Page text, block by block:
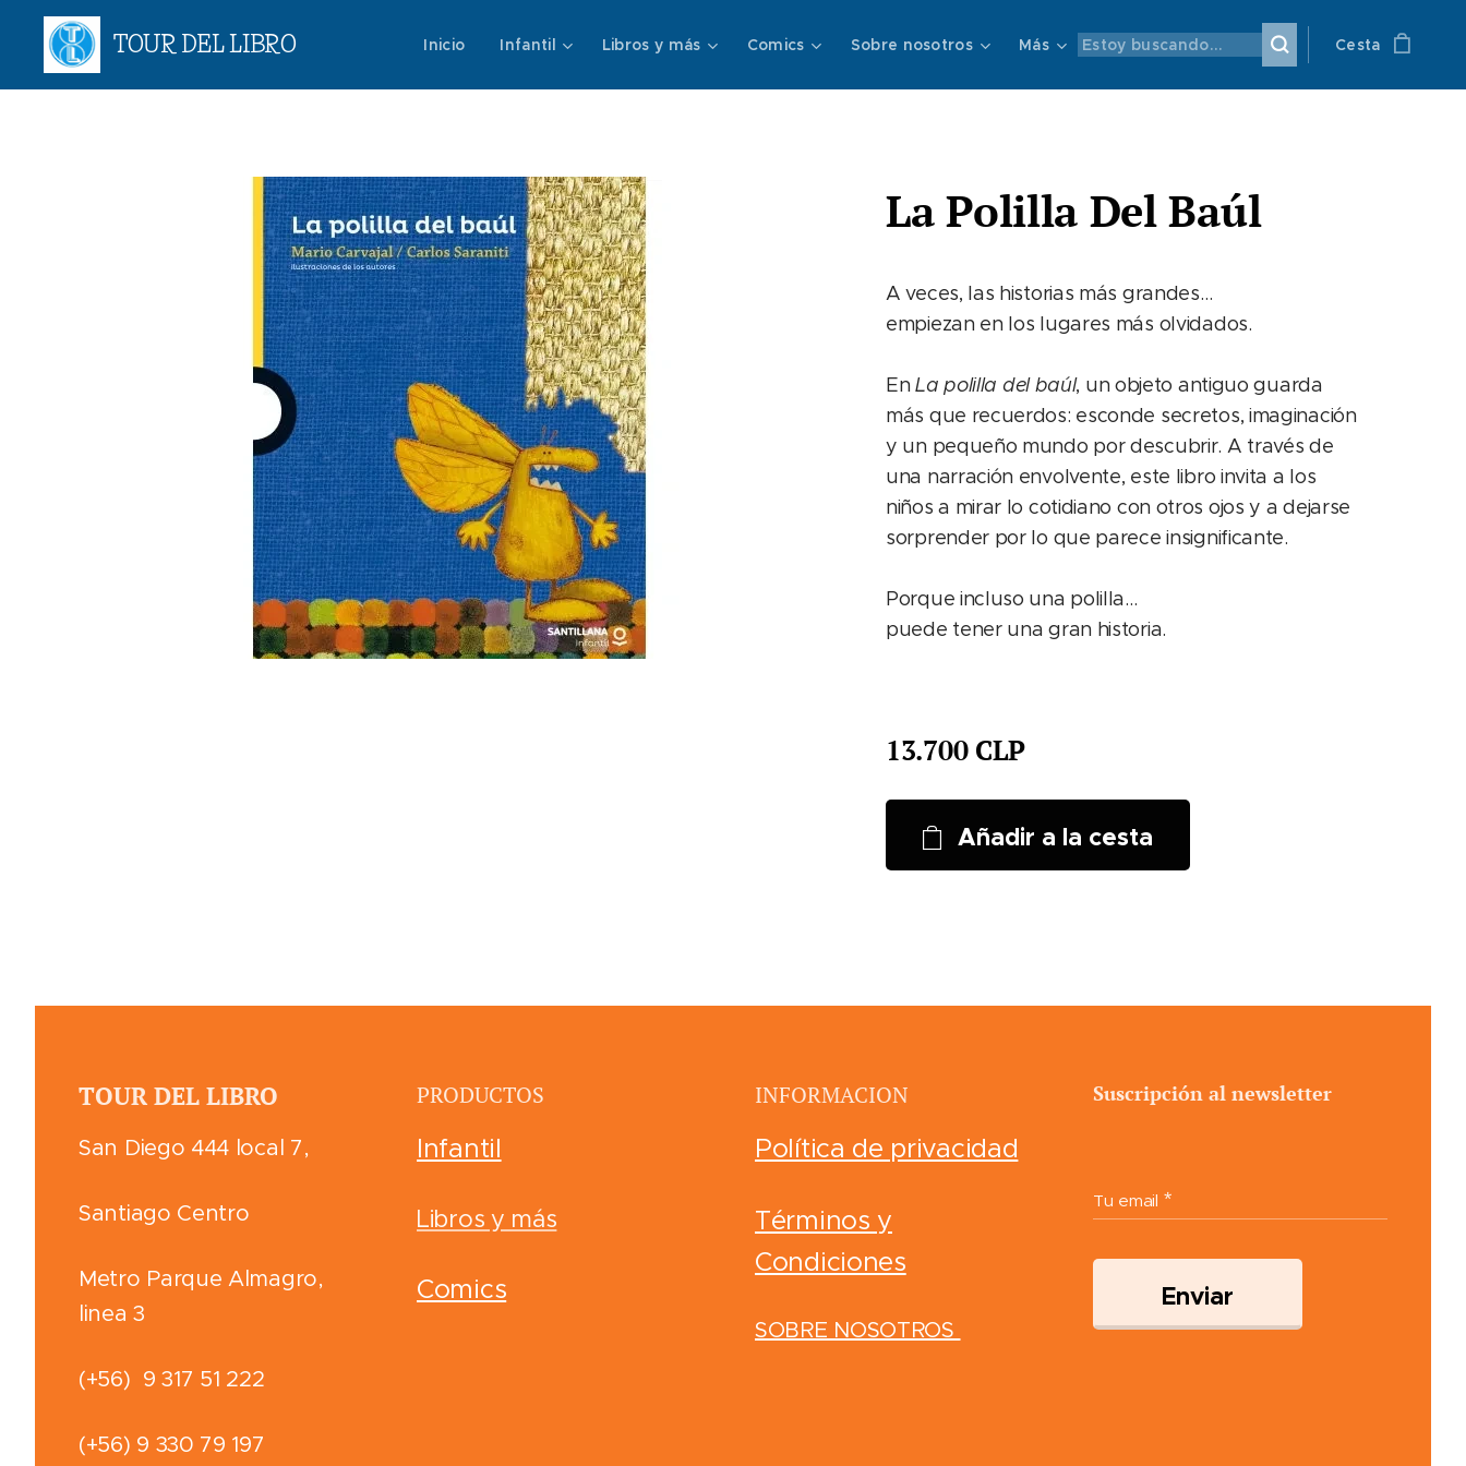
TOUR DEL LIBRO Inicio Infantil Libros y más Comics Sobre nosotros Más Cesta
La Polilla Del Baúl
A veces, las historias más grandes…
empiezan en los lugares más olvidados.
EnLa polilla del baúl, un objeto antiguo guarda
más que recuerdos: esconde secretos, imaginación
y un pequeño mundo por descubrir. A través de
una narración envolvente, este libro invita a los
niños a mirar lo cotidiano con otros ojos y a dejarse
sorprender por lo que parece insignificante.
Porque incluso una polilla…
puede tener una gran historia.
13.700CLP
Añadir a la cesta
TOUR DEL LIBRO
San Diego 444 local 7,
Santiago Centro
Metro Parque Almagro,
linea 3
(+56) 9 317 51 222
(+56) 9 330 79 197
PRODUCTOS
Infantil
Libros y más
Comics
INFORMACION
Política de privacidad
Términos y
Condiciones
SOBRE NOSOTROS
Suscripción al newsletter
Tu email
Enviar